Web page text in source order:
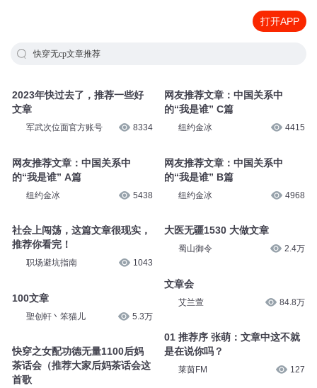
打开APP
快穿无cp文章推荐
2023年快过去了，推荐一些好
文章
军武次位面官方账号 8334
网友推荐文章：中国关系中
的“我是谁” A篇
纽约金冰 5438
社会上闯荡，这篇文章很现实，
推荐你看完！
职场避坑指南 1043
100文章
聖创軒丶笨猫儿 5.3万
快穿之女配功德无量1100后妈
茶话会（推荐大家后妈茶话会这
首歌
网友推荐文章：中国关系中
的“我是谁” C篇
纽约金冰 4415
网友推荐文章：中国关系中
的“我是谁” B篇
纽约金冰 4968
大医无疆1530 大做文章
蜀山御令 2.4万
文章会
艾兰萱 84.8万
01 推荐序 张萌：文章中这不就
是在说你吗？
莱茵FM 127